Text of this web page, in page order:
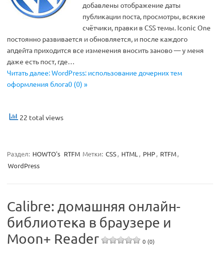
добавлены отображение даты
публикации поста, просмотры, всякие
счётчики, правки в CSS темы. Iconic One
постоянно развивается и обновляется, и после каждого
апдейта приходится все изменения вносить заново — у меня
даже есть пост, где…
Читать далее: WordPress: использование дочерних тем
оформления блога0 (0) »
22 total views
Раздел: HOWTO's RTFM Метки: CSS, HTML , PHP, RTFM,
WordPress
Calibre: домашняя онлайн-
библиотека в браузере и
Moon+ Reader
0 (0)